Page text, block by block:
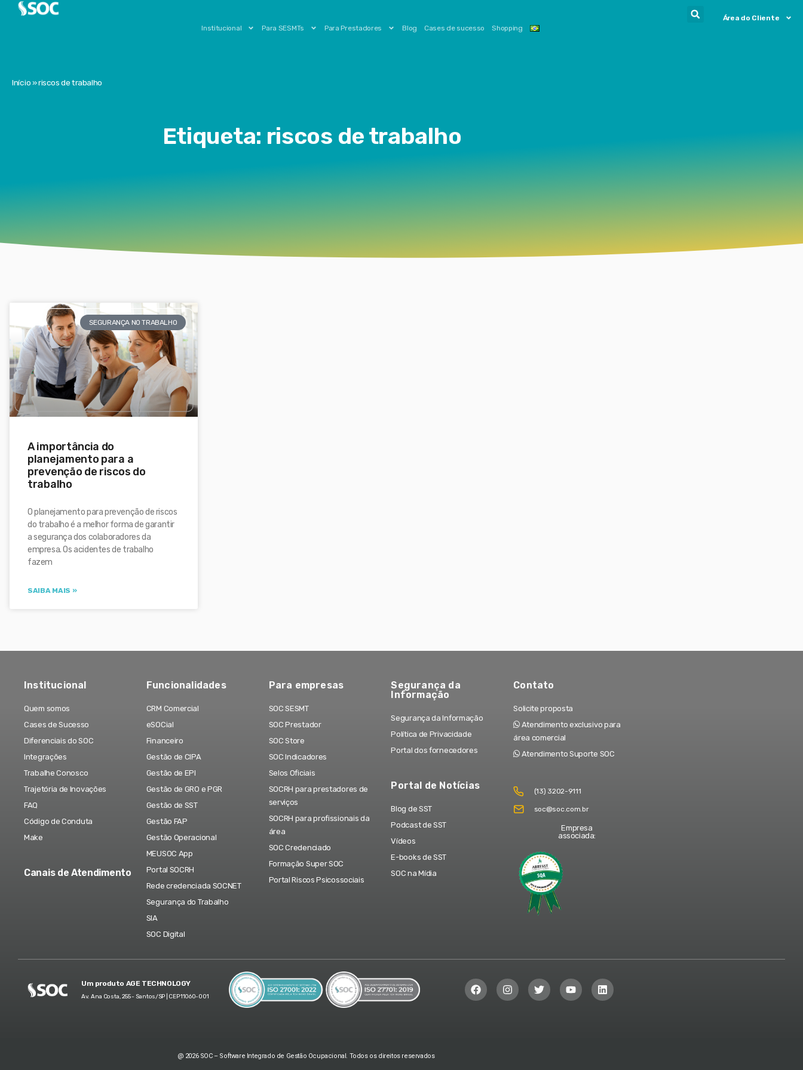
Institucional Para SESMTs Para Prestadores Blog Cases de sucesso Shopping
Área do Cliente
Início»riscos de trabalho
Etiqueta: riscos de trabalho
SEGURANÇA NO TRABALHO
A importância do
planejamento para a
prevenção de riscos do
trabalho
O planejamento para prevenção de riscos
do trabalho é a melhor forma de garantir
a segurança dos colaboradores da
empresa. Os acidentes de trabalho
fazem
SAIBA MAIS »
Institucional
Quem somos
Cases de Sucesso
Diferenciais do SOC
Integrações
Trabalhe Conosco
Trajetória de Inovações
FAQ
Código de Conduta
Make
Canais de Atendimento
Funcionalidades
CRM Comercial
eSOCial
Financeiro
Gestão de CIPA
Gestão de EPI
Gestão de GRO e PGR
Gestão de SST
Gestão FAP
Gestão Operacional
MEUSOC App
Portal SOCRH
Rede credenciada SOCNET
Segurança do Trabalho
SIA
SOC Digital
Para empresas
SOC SESMT
SOC Prestador
SOC Store
SOC Indicadores
Selos Oficiais
SOCRH para prestadores de
serviços
SOCRH para profissionais da
área
SOC Credenciado
Formação Super SOC
Portal Riscos Psicossociais
Segurança da
Informação
Segurança da Informação
Política de Privacidade
Portal dos fornecedores
Portal de Notícias
Blog de SST
Podcast de SST
Vídeos
E-books de SST
SOC na Mídia
Contato
Solicite proposta
Atendimento exclusivo para
área comercial
Atendimento Suporte SOC
(13) 3202-9111
soc@soc.com.br
Empresa
associada:
Um produto AGE TECHNOLOGY
Av. Ana Costa, 255 - Santos/SP | CEP 11060-001
@ 2026 SOC – Software Integrado de Gestão Ocupacional. Todos os direitos reservados